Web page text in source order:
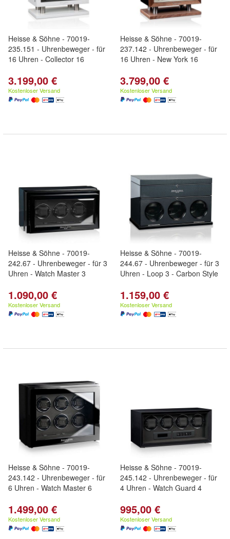
Heisse & Söhne - 70019-
235.151 - Uhrenbeweger - für
16 Uhren - Collector 16
3.199,00 €
Kostenloser Versand
Heisse & Söhne - 70019-
237.142 - Uhrenbeweger - für
16 Uhren - New York 16
3.799,00 €
Kostenloser Versand
Heisse & Söhne - 70019-
242.67 - Uhrenbeweger - für 3
Uhren - Watch Master 3
1.090,00 €
Kostenloser Versand
Heisse & Söhne - 70019-
244.67 - Uhrenbeweger - für 3
Uhren - Loop 3 - Carbon Style
1.159,00 €
Kostenloser Versand
Heisse & Söhne - 70019-
243.142 - Uhrenbeweger - für
6 Uhren - Watch Master 6
1.499,00 €
Kostenloser Versand
Heisse & Söhne - 70019-
245.142 - Uhrenbeweger - für
4 Uhren - Watch Guard 4
995,00 €
Kostenloser Versand